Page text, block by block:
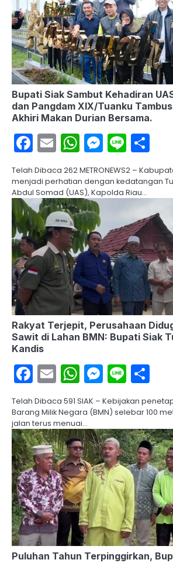
Bupati Siak Sambut Kehadiran
dan Pangdam XIX/Tuanku
Akhiri Makan Durian Bersama.
Facebook
EmailWhatsApp
Line
Telah Dibaca 262 METRONEWS2 –
menjadi perhatian dengan kedatangan
Abdul Somad (UAS), Kapolda Riau…
Rakyat Terjepit, Perusahaan
Sawit di Lahan BMN: Bupati Siak
Kandis
Facebook
EmailWhatsApp
Line
Telah Dibaca 591 SIAK – Kebijakan
Barang Milik Negara (BMN) selebar 100
jalan terus menuai…
Puluhan Tahun Terpinggirkan,